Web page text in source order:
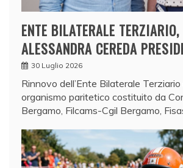
ENTE BILATERALE TERZIARIO,
ALESSANDRA CEREDA
30 Luglio 2026
Rinnovo dell’Ente Bilaterale Terziario
organismo paritetico costituito da
Bergamo, Filcams-Cgil Bergamo,